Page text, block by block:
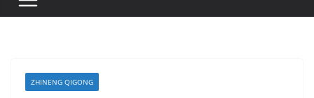
ZHINENG QIGONG